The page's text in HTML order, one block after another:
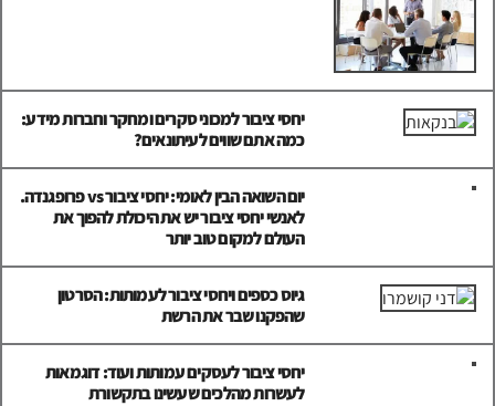
יחסי ציבור למכוני סקרים ומחקר וחברות מידע:
כמה אתם שווים לעיתונאים?
יום השואה הבין לאומי: יחסי ציבור vs פרופגנדה.
לאנשי יחסי ציבור יש את היכולת להפוך את
העולם למקום טוב יותר
גיוס כספים ויחסי ציבור לעמותות: הסרטון
שהפקנו שבר את הרשת
יחסי ציבור לעסקים עמותות ועוד: דוגמאות
לעשרות מהלכים שעשינו בתקשורת